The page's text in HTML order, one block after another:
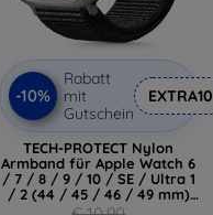
-10%
Rabatt
mit
Gutschein
EXTRA10
TECH-PROTECT Nylon
Armband für Apple Watch 6
/ 7 / 8 / 9 / 10 / SE / Ultra 1
/ 2 (44 / 45 / 46 / 49 mm)
schwarz (5906302370764)